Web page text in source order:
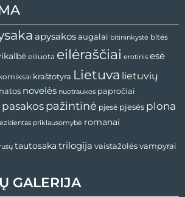
GALERIJA
apysakos augalai bitininkystė bitės
eiliuota eilėraščiai erotinis esė
kraštotyra Lietuva lietuvių
natos novelės nuotraukos papročiai
pasakos pažintinė pjesė pjesės plona
priklausomybė romanai
rusų tautosaka trilogija vaistažolėsvampyrai